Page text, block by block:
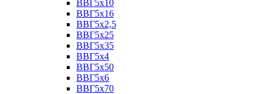
ВВГ5х10
ВВГ5х16
ВВГ5х2,5
ВВГ5х25
ВВГ5х35
ВВГ5х4
ВВГ5х50
ВВГ5х6
ВВГ5х70